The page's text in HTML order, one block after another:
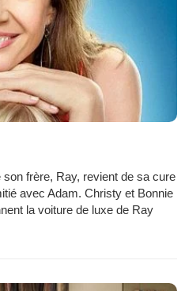
frère, Ray, revient de sa cure
avec Adam. Christy et Bonnie
la voiture de luxe de Ray